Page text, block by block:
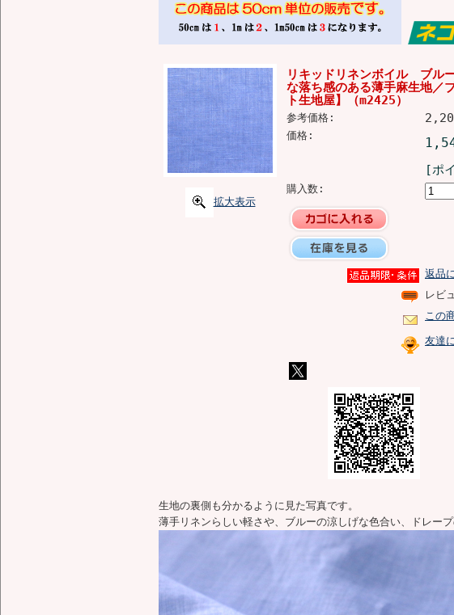
拡大表示
リキッドリネンボイル ブル
な落ち感のある薄手麻生地／
ト生地屋】（m2425）
参考価格:
価格:
[ポ
購入数:
返品
レビ
この
友達
生地の裏側も分かるように見た写真です。
薄手リネンらしい軽さや、ブルーの涼しげな色合い、ドレー